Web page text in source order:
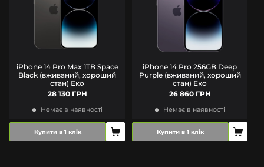
iPhone 14 Pro Max 1TB Space
Black (вживаний, хороший
стан) Еко
28 130 ГРН
Немає в наявності
Купити в 1 клік
iPhone 14 Pro 256GB Deep
Purple (вживаний, хороший
стан) Еко
26 860 ГРН
Немає в наявності
Купити в 1 клік